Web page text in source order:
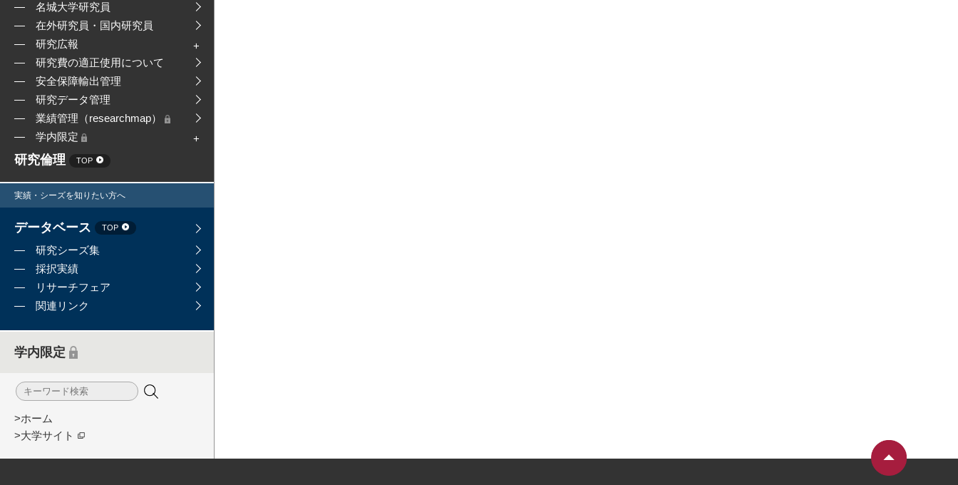
名城大学研究員
在外研究員・国内研究員
研究広報
研究費の適正使用について
安全保障輸出管理
研究データ管理
業績管理（researchmap）
学内限定
研究倫理 TOP
実績・シーズを知りたい方へ
データベース TOP
研究シーズ集
採択実績
リサーチフェア
関連リンク
学内限定
>ホーム
>大学サイト